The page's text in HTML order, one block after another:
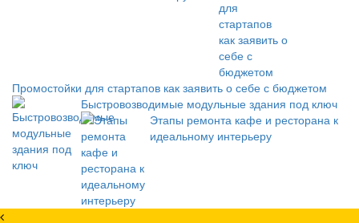
Промостойки для стартапов как заявить о себе с бюджетом
Быстровозводимые модульные здания под ключ
Этапы ремонта кафе и ресторана к
идеальному интерьеру